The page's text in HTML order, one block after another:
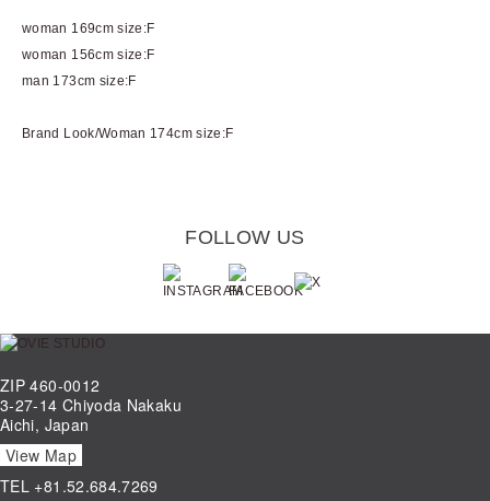
woman 169cm size:F
woman 156cm size:F
man 173cm size:F
Brand Look/Woman 174cm size:F
FOLLOW US
ZIP 460-0012
3-27-14 Chiyoda Nakaku
Aichi, Japan
View Map
TEL +81.52.684.7269